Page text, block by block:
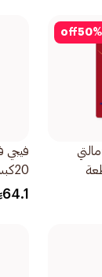
50%
off
اوميجا ٣+مالتي
20كبسولة
64.1